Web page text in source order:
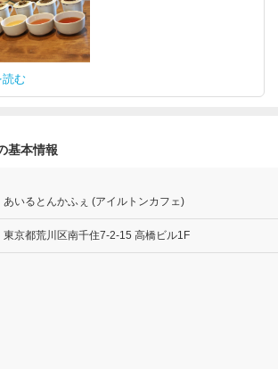
読む
基本情報
あいるとんかふぇ (アイルトンカフェ)
東京都荒川区南千住7-2-15 高橋ビル1F